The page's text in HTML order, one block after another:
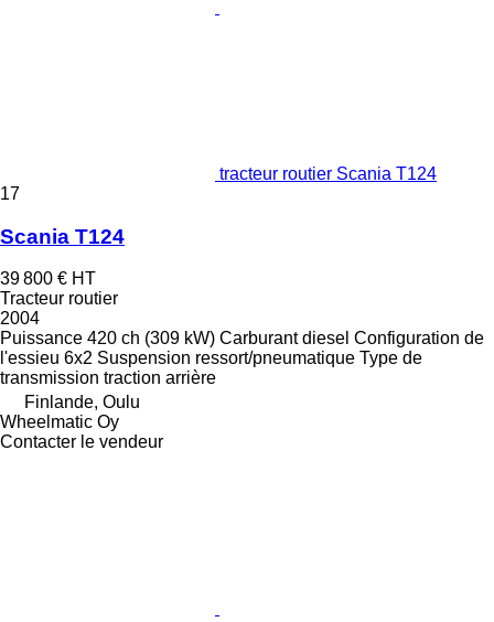
tracteur routier Scania T124
17
Scania T124
39 800 € HT
Tracteur routier
2004
Puissance 420 ch (309 kW) Carburant diesel Configuration de
l'essieu 6x2 Suspension ressort/pneumatique Type de
transmission traction arrière
Finlande, Oulu
Wheelmatic Oy
Contacter le vendeur